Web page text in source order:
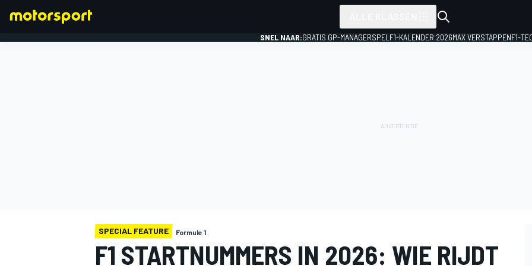
SNEL NAAR:GRATIS GP-MANAGERSPEL F1-KALENDER 2026MAX VERSTAPPENF1-
SPECIAL FEATURE Formule 1
F1 STARTNUMMERS IN 2026: WIE RIJDT